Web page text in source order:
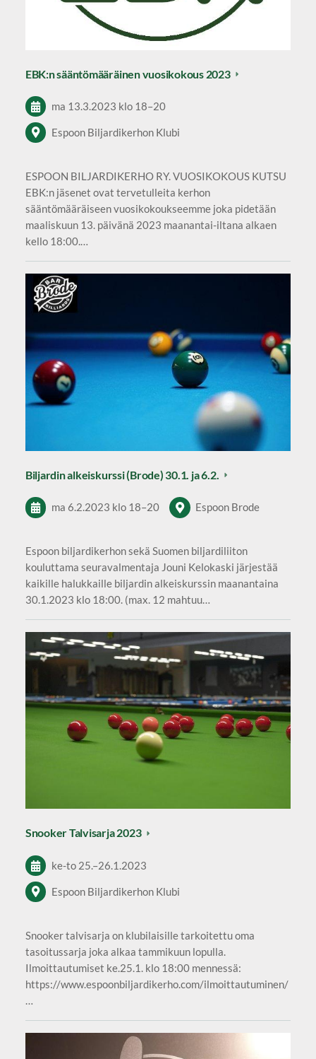
EBK:n sääntömääräinen vuosikokous 2023
ma 13.3.2023 klo 18–20
Espoon Biljardikerhon Klubi
ESPOON BILJARDIKERHO RY. VUOSIKOKOUS KUTSU
EBK:n jäsenet ovat tervetulleita kerhon
sääntömääräiseen vuosikokoukseemme joka pidetään
maaliskuun 13. päivänä 2023 maanantai-iltana alkaen
kello 18:00.…
Biljardin alkeiskurssi (Brode) 30.1. ja 6.2.
ma 6.2.2023 klo 18–20 Espoon Brode
Espoon biljardikerhon sekä Suomen biljardiliiton
kouluttama seuravalmentaja Jouni Kelokaski järjestää
kaikille halukkaille biljardin alkeiskurssin maanantaina
30.1.2023 klo 18:00. (max. 12 mahtuu…
Snooker Talvisarja 2023
ke-to 25.–26.1.2023
Espoon Biljardikerhon Klubi
Snooker talvisarja on klubilaisille tarkoitettu oma
tasoitussarja joka alkaa tammikuun lopulla.
Ilmoittautumiset ke.25.1. klo 18:00 mennessä:
https://www.espoonbiljardikerho.com/ilmoittautuminen/
…